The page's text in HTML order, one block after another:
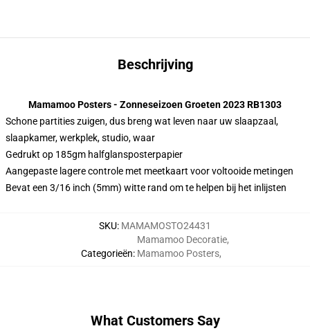
Beschrijving
Mamamoo Posters - Zonneseizoen Groeten 2023 RB1303
Schone partities zuigen, dus breng wat leven naar uw slaapzaal,
slaapkamer, werkplek, studio, waar
Gedrukt op 185gm halfglansposterpapier
Aangepaste lagere controle met meetkaart voor voltooide metingen
Bevat een 3/16 inch (5mm) witte rand om te helpen bij het inlijsten
SKU: MAMAMOSTO24431
Categorieën:
Mamamoo Decoratie,
Mamamoo Posters,
What Customers Say